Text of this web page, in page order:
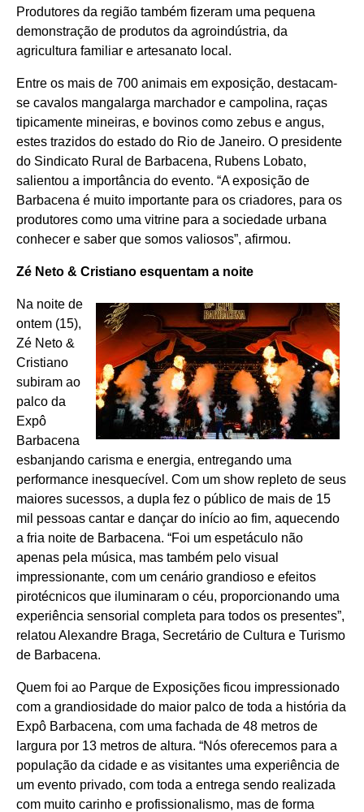
Produtores da região também fizeram uma pequena
demonstração de produtos da agroindústria, da
agricultura familiar e artesanato local.
Entre os mais de 700 animais em exposição, destacam-
se cavalos mangalarga marchador e campolina, raças
tipicamente mineiras, e bovinos como zebus e angus,
estes trazidos do estado do Rio de Janeiro. O presidente
do Sindicato Rural de Barbacena, Rubens Lobato,
salientou a importância do evento. “A exposição de
Barbacena é muito importante para os criadores, para os
produtores como uma vitrine para a sociedade urbana
conhecer e saber que somos valiosos”, afirmou.
Zé Neto & Cristiano esquentam a noite
Na noite de
ontem (15),
Zé Neto &
Cristiano
subiram ao
palco da
Expô
Barbacena
esbanjando carisma e energia, entregando uma
performance inesquecível. Com um show repleto de seus
maiores sucessos, a dupla fez o público de mais de 15
mil pessoas cantar e dançar do início ao fim, aquecendo
a fria noite de Barbacena. “Foi um espetáculo não
apenas pela música, mas também pelo visual
impressionante, com um cenário grandioso e efeitos
pirotécnicos que iluminaram o céu, proporcionando uma
experiência sensorial completa para todos os presentes”,
relatou Alexandre Braga, Secretário de Cultura e Turismo
de Barbacena.
Quem foi ao Parque de Exposições ficou impressionado
com a grandiosidade do maior palco de toda a história da
Expô Barbacena, com uma fachada de 48 metros de
largura por 13 metros de altura. “Nós oferecemos para a
população da cidade e as visitantes uma experiência de
um evento privado, com toda a entrega sendo realizada
com muito carinho e profissionalismo, mas de forma